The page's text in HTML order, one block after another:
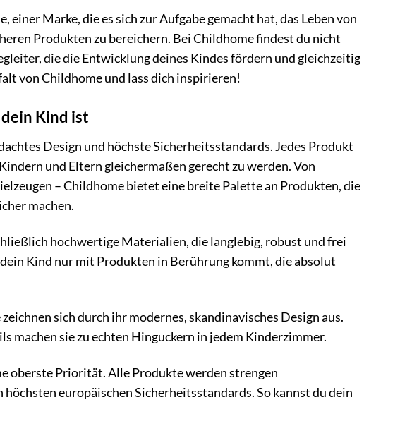
Marke, die es sich zur Aufgabe gemacht hat, das Leben von
Produkten zu bereichern. Bei Childhome findest du nicht
die die Entwicklung deines Kindes fördern und gleichzeitig
von Childhome und lass dich inspirieren!
Kind ist
Design und höchste Sicherheitsstandards. Jedes Produkt
und Eltern gleichermaßen gerecht zu werden. Von
– Childhome bietet eine breite Palette an Produkten, die
machen.
hochwertige Materialien, die langlebig, robust und frei
Kind nur mit Produkten in Berührung kommt, die absolut
sich durch ihr modernes, skandinavisches Design aus.
machen sie zu echten Hinguckern in jedem Kinderzimmer.
oberste Priorität. Alle Produkte werden strengen
europäischen Sicherheitsstandards. So kannst du dein